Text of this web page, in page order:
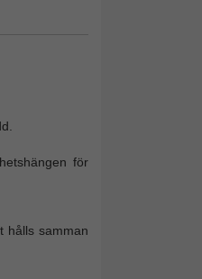
för
hålls samman